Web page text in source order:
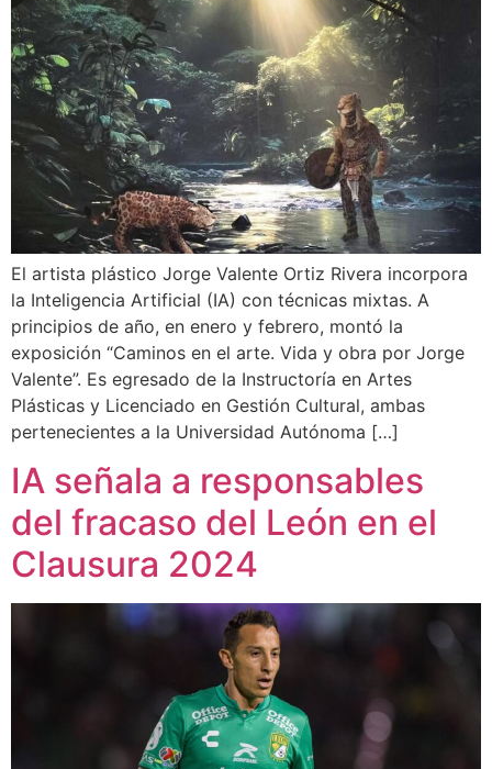
El artista plástico Jorge Valente Ortiz Rivera incorpora
la Inteligencia Artificial (IA) con técnicas mixtas. A
principios de año, en enero y febrero, montó la
exposición “Caminos en el arte. Vida y obra por Jorge
Valente”. Es egresado de la Instructoría en Artes
Plásticas y Licenciado en Gestión Cultural, ambas
pertenecientes a la Universidad Autónoma […]
IA señala a responsables
del fracaso del León en el
Clausura 2024